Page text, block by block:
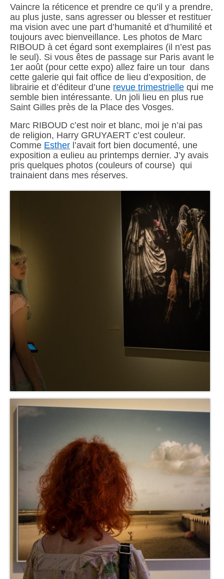
Vaincre la réticence et prendre ce qu’il y a prendre,
au plus juste, sans agresser ou blesser et restituer
ma vision avec une part d’humanité et d’humilité et
toujours avec bienveillance. Les photos de Marc
RIBOUD à cet égard sont exemplaires (il n’est pas
le seul). Si vous êtes de passage sur Paris avant le
1er août (pour cette expo) allez faire un tour dans
cette galerie qui fait office de lieu d’exposition, de
librairie et d’éditeur d’une revue trimestrielle qui me
semble bien intéressante. Un joli lieu en plus rue
Saint Gilles près de la Place des Vosges.
Marc RIBOUD c’est noir et blanc, moi je n’ai pas
de religion, Harry GRUYAERT c’est couleur.
Comme Esther l’avait fort bien documenté, une
exposition a eulieu au printemps dernier. J’y avais
pris quelques photos (couleurs of course) qui
trainaient dans mes réserves.